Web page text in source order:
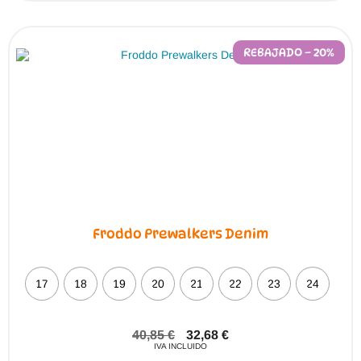
REBAJADO – 20%
Froddo Prewalkers Denim
17 18 19 20 21 22 23 24
40,85€ 32,68 €
IVA INCLUIDO